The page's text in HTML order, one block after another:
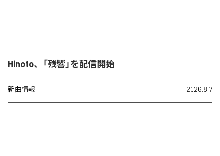
Hinoto、「残響」を配信開始
新曲情報 2026.8.7